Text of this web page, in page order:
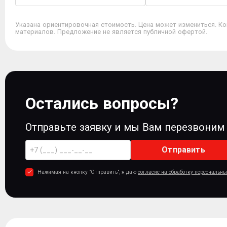
Указана ориентировочная стоимость. Цена может измениться.
материалов. Предложение не является публичной офертой.
Остались вопросы?
Отправьте заявку и мы Вам перезвоним
Отправить
Нажимая на кнопку "Отправить", я даю согласие на обработку